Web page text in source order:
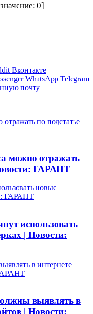
0]
Вконтакте
WhatsApp Telegram
почту
по подстатье
можно отражать
ГАРАНТ
новые
ГАРАНТ
использовать
| Новости:
в интернете
выявлять в
| Новости: